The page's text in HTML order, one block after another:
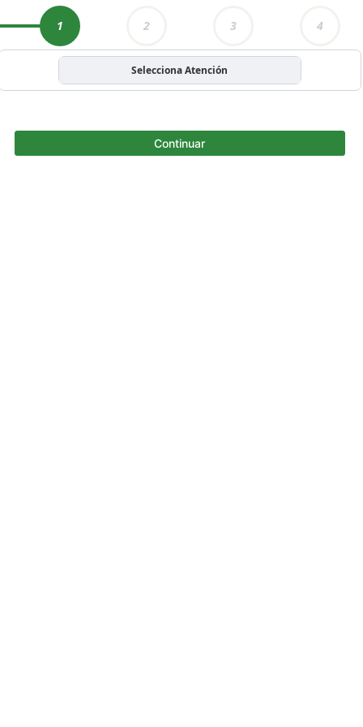
1 2 3 4
Selecciona Atención
Continuar